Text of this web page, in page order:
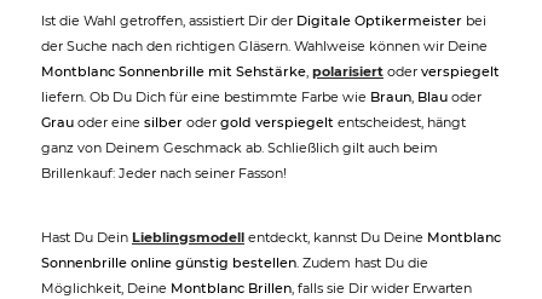
Ist die Wahl getroffen, assistiert Dir der Digitale Optikermeister bei
der Suche nach den richtigen Gläsern. Wahlweise können wir Deine
Montblanc Sonnenbrille mit Sehstärke, polarisiert oder verspiegelt
liefern. Ob Du Dich für eine bestimmte Farbe wie Braun, Blau oder
Grau oder eine silber oder gold verspiegelt entscheidest, hängt
ganz von Deinem Geschmack ab. Schließlich gilt auch beim
Brillenkauf: Jeder nach seiner Fasson!
Hast Du Dein Lieblingsmodell entdeckt, kannst Du Deine Montblanc
Sonnenbrille online günstig bestellen. Zudem hast Du die
Möglichkeit, Deine Montblanc Brillen, falls sie Dir wider Erwarten